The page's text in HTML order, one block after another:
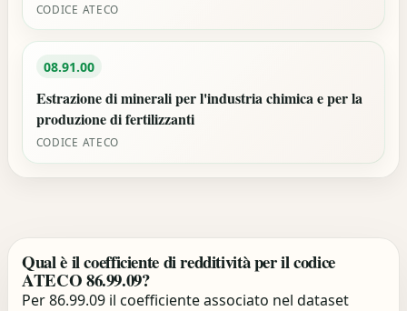
CODICE ATECO
08.91.00
Estrazione di minerali per l'industria chimica e per la
produzione di fertilizzanti
CODICE ATECO
Qual è il coefficiente di redditività per il codice
ATECO 86.99.09?
Per 86.99.09 il coefficiente associato nel dataset